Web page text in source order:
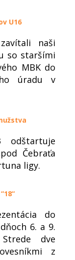
U16
naši
so staršími
MBK do
úradu v
Čebraťa
ligy.
do
6. a 9.
dve
z